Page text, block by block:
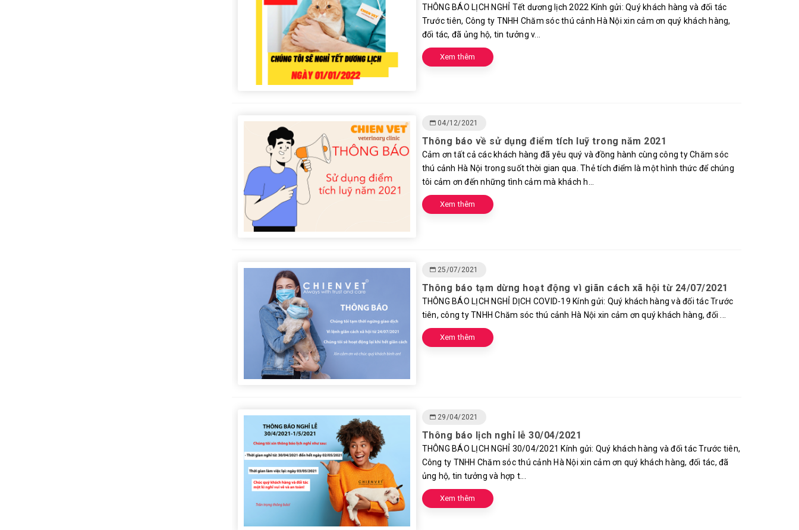
THÔNG BÁO LỊCH NGHỈ Tết dương lịch 2022 Kính gửi: Quý khách hàng và đối tác
Trước tiên, Công ty TNHH Chăm sóc thú cảnh Hà Nội xin cảm ơn quý khách hàng,
đối tác, đã ủng hộ, tin tưởng v...
Xem thêm
04/12/2021
Thông báo về sử dụng điểm tích luỹ trong năm 2021
Cảm ơn tất cả các khách hàng đã yêu quý và đồng hành cùng công ty Chăm sóc
thú cảnh Hà Nội trong suốt thời gian qua. Thẻ tích điểm là một hình thức để chúng
tôi cảm ơn đến những tình cảm mà khách h...
Xem thêm
25/07/2021
Thông báo tạm dừng hoạt động vì giãn cách xã hội từ 24/07/2021
THÔNG BÁO LỊCH NGHỈ DỊCH COVID-19 Kính gửi: Quý khách hàng và đối tác Trước
tiên, công ty TNHH Chăm sóc thú cảnh Hà Nội xin cảm ơn quý khách hàng, đối ...
Xem thêm
29/04/2021
Thông báo lịch nghỉ lễ 30/04/2021
THÔNG BÁO LỊCH NGHỈ 30/04/2021 Kính gửi: Quý khách hàng và đối tác Trước tiên,
Công ty TNHH Chăm sóc thú cảnh Hà Nội xin cảm ơn quý khách hàng, đối tác, đã
ủng hộ, tin tưởng và hợp t...
Xem thêm